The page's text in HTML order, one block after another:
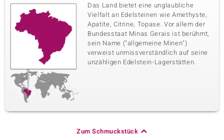
Das Land bietet eine unglaubliche
Vielfalt an Edelsteinen wie Amethyste,
Apatite, Citrine, Topase. Vor allem der
Bundesstaat Minas Gerais ist berühmt,
sein Name ("allgemeine Minen")
verweist unmissverständlich auf seine
unzähligen Edelstein-Lagerstätten.
Zum Schmuckstück